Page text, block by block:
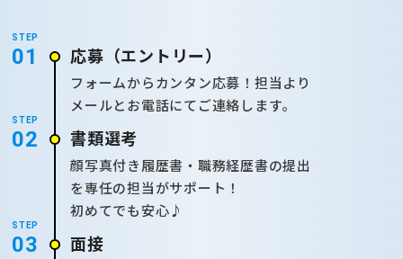
STEP
01 応募 （エントリー）
フォームからカンタン応募！担当より
メールとお電話にてご連絡します。
STEP
02 書類選考
顔写真付き履歴書・職務経歴書の提出
を専任の担当がサポート！
初めてでも安心♪
STEP
03 面接